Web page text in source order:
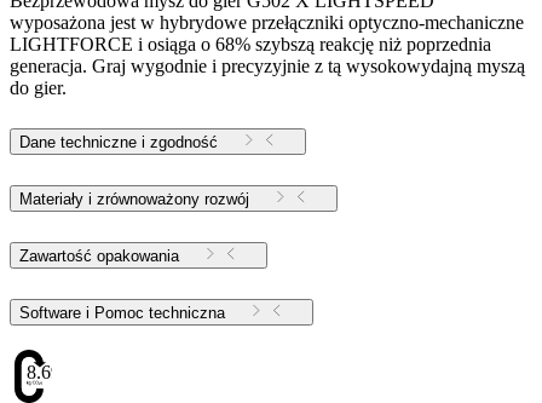
wyposażona jest w hybrydowe przełączniki optyczno-mechaniczne
LIGHTFORCE i osiąga o 68% szybszą reakcję niż poprzednia
generacja. Graj wygodnie i precyzyjnie z tą wysokowydajną myszą
do gier.
Dane techniczne i zgodność
Materiały i zrównoważony rozwój
Zawartość opakowania
Software i Pomoc techniczna
8.69